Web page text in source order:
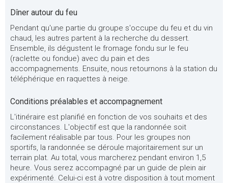
Dîner autour du feu
Pendant qu'une partie du groupe s'occupe du feu et du vin
chaud, les autres partent à la recherche du dessert.
Ensemble, ils dégustent le fromage fondu sur le feu
(raclette ou fondue) avec du pain et des
accompagnements. Ensuite, nous retournons à la station du
téléphérique en raquettes à neige.
Conditions préalables et accompagnement
L'itinéraire est planifié en fonction de vos souhaits et des
circonstances. L'objectif est que la randonnée soit
facilement réalisable par tous. Pour les groupes non
sportifs, la randonnée se déroule majoritairement sur un
terrain plat. Au total, vous marcherez pendant environ 1,5
heure. Vous serez accompagné par un guide de plein air
expérimenté. Celui-ci est à votre disposition à tout moment